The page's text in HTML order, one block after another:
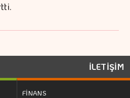
İLETİŞİM
FİNANS